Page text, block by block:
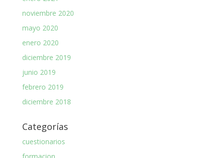
noviembre 2020
mayo 2020
enero 2020
diciembre 2019
junio 2019
febrero 2019
diciembre 2018
Categorías
cuestionarios